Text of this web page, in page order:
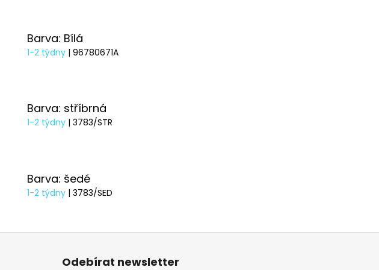
Barva: Bílá
1-2 týdny | 96780671A
Barva: stříbrná
1-2 týdny | 3783/STR
Barva: šedé
1-2 týdny | 3783/SED
Z
Odebírat newsletter